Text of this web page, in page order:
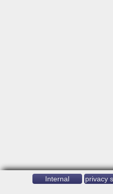
Internal privacy